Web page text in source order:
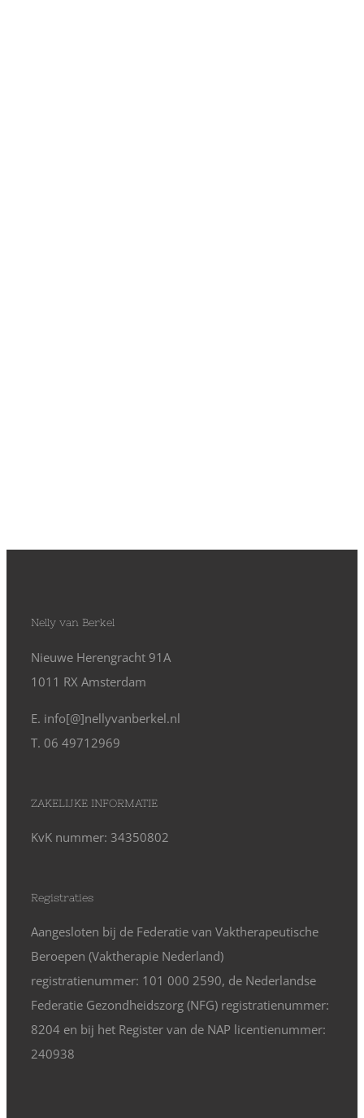
Nelly van Berkel
Nieuwe Herengracht 91A
1011 RX Amsterdam
E. info[@]nellyvanberkel.nl
T. 06 49712969
ZAKELIJKE INFORMATIE
KvK nummer: 34350802
Registraties
Aangesloten bij de Federatie van Vaktherapeutische
Beroepen (Vaktherapie Nederland)
registratienummer: 101 000 2590, de Nederlandse
Federatie Gezondheidszorg (NFG) registratienummer:
8204 en bij het Register van de NAP licentienummer:
240938